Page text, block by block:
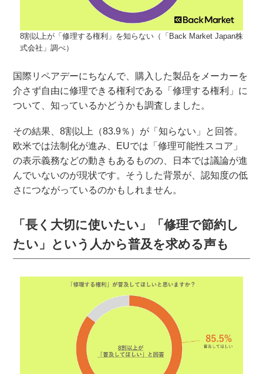
8割以上が「修理する権利」を知らない（「Back Market Japan株
式会社」調べ）
国際リペアデーにちなんで、購入した製品をメーカーを
介さず自由に修理できる権利である「修理する権利」に
ついて、知っているかどうかも調査しました。
その結果、8割以上（83.9％）が「知らない」と回答。
欧米では法制化が進み、EUでは「修理可能性スコア」
の表示義務などの動きもあるものの、日本では議論が進
んでいないのが現状です。そうした背景が、認知度の低
さにつながっているのかもしれません。
「長く大切に使いたい」「修理で節約し
たい」という人から普及を求める声も